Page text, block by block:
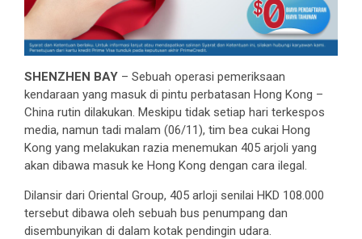
SHENZHEN BAY – Sebuah operasi pemeriksaan
kendaraan yang masuk di pintu perbatasan Hong Kong –
China rutin dilakukan. Meskipu tidak setiap hari terkespos
media, namun tadi malam (06/11), tim bea cukai Hong
Kong yang melakukan razia menemukan 405 arjoli yang
akan dibawa masuk ke Hong Kong dengan cara ilegal.
Dilansir dari Oriental Group, 405 arloji senilai HKD 108.000
tersebut dibawa oleh sebuah bus penumpang dan
disembunyikan di dalam kotak pendingin udara.